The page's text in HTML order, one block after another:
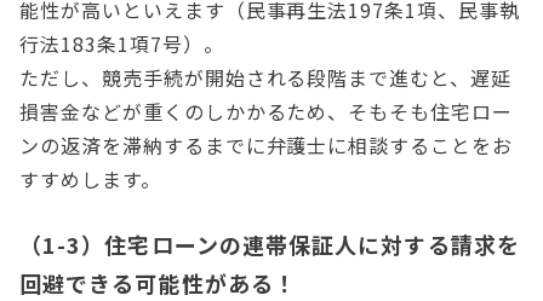
能性が高いといえます（民事再生法197条1項、民事執
行法183条1項7号）。
ただし、競売手続が開始される段階まで進むと、遅延
損害金などが重くのしかかるため、そもそも住宅ロー
ンの返済を滞納するまでに弁護士に相談することをお
すすめします。
（1-3）住宅ローンの連帯保証人に対する請求を
回避できる可能性がある！